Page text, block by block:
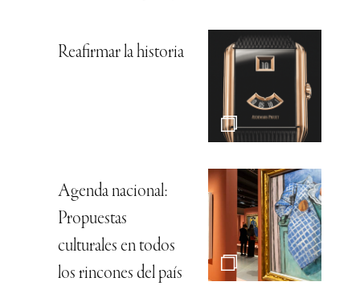
Reafirmar la historia
Agenda nacional:
Propuestas
culturales en todos
los rincones del país